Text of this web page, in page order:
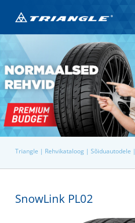
Triangle | Rehvikataloog | Sõiduautodele |
SnowLink PL02